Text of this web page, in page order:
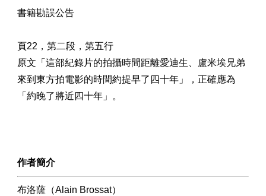
書籍勘誤公告
頁22，第二段，第五行
原文「這部紀錄片的拍攝時間距離愛迪生、盧米埃兄弟
來到東方拍電影的時間約提早了四十年」，正確應為
「約晚了將近四十年」。
作者簡介
布洛薩（Alain Brossat）